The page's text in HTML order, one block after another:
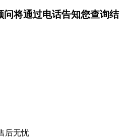
问将通过电话告知您查询结
后无忧